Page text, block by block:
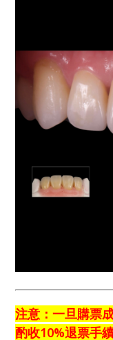
注意：一旦購票
酌收10%退票手